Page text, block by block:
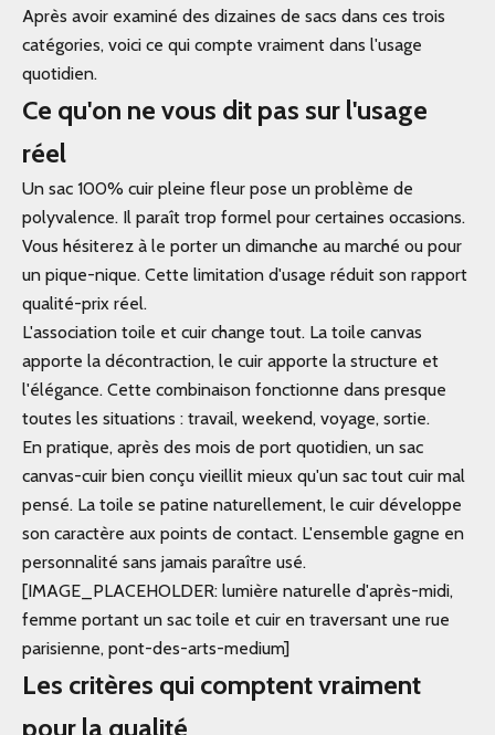
Après avoir examiné des dizaines de sacs dans ces trois
catégories, voici ce qui compte vraiment dans l'usage
quotidien.
Ce qu'on ne vous dit pas sur l'usage
réel
Un sac 100% cuir pleine fleur pose un problème de
polyvalence. Il paraît trop formel pour certaines occasions.
Vous hésiterez à le porter un dimanche au marché ou pour
un pique-nique. Cette limitation d'usage réduit son rapport
qualité-prix réel.
L'association toile et cuir change tout. La toile canvas
apporte la décontraction, le cuir apporte la structure et
l'élégance. Cette combinaison fonctionne dans presque
toutes les situations : travail, weekend, voyage, sortie.
En pratique, après des mois de port quotidien, un sac
canvas-cuir bien conçu vieillit mieux qu'un sac tout cuir mal
pensé. La toile se patine naturellement, le cuir développe
son caractère aux points de contact. L'ensemble gagne en
personnalité sans jamais paraître usé.
[IMAGE_PLACEHOLDER: lumière naturelle d'après-midi,
femme portant un sac toile et cuir en traversant une rue
parisienne, pont-des-arts-medium]
Les critères qui comptent vraiment
pour la qualité